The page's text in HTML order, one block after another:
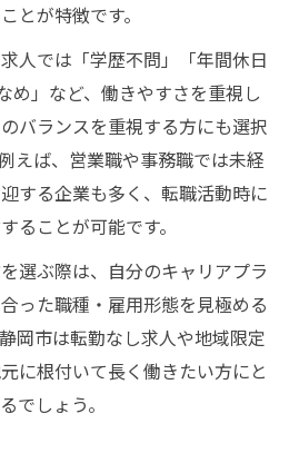
とが特徴です。
人では「学歴不問」「年間休日
め」など、働きやすさを重視し
バランスを重視する方にも選択
えば、営業職や事務職では未経
する企業も多く、転職活動時に
ることが可能です。
選ぶ際は、自分のキャリアプラ
った職種・雇用形態を見極める
岡市は転勤なし求人や地域限定
に根付いて長く働きたい方にと
でしょう。